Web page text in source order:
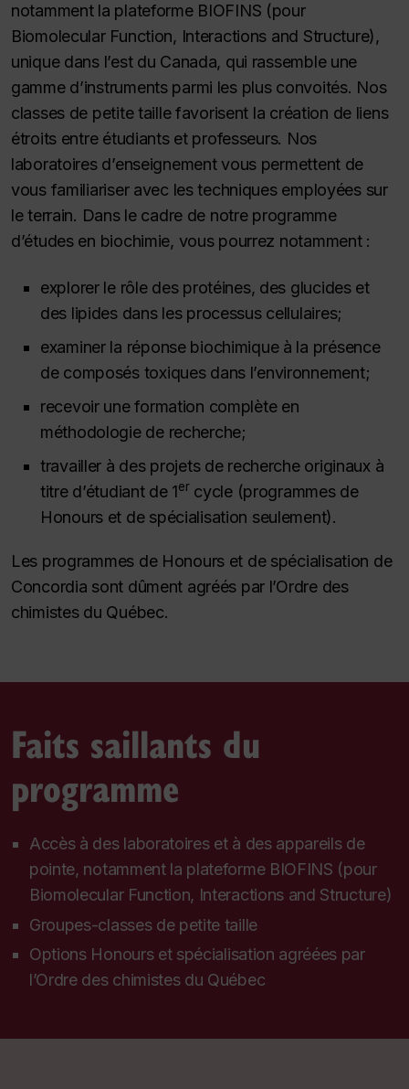
notamment la plateforme BIOFINS (pour
Biomolecular Function, Interactions and Structure),
unique dans l’est du Canada, qui rassemble une
gamme d’instruments parmi les plus convoités. Nos
classes de petite taille favorisent la création de liens
étroits entre étudiants et professeurs. Nos
laboratoires d’enseignement vous permettent de
vous familiariser avec les techniques employées sur
le terrain. Dans le cadre de notre programme
d’études en biochimie, vous pourrez notamment :
explorer le rôle des protéines, des glucides et
des lipides dans les processus cellulaires;
examiner la réponse biochimique à la présence
de composés toxiques dans l’environnement;
recevoir une formation complète en
méthodologie de recherche;
travailler à des projets de recherche originaux à
titre d’étudiant de 1er cycle (programmes de
Honours et de spécialisation seulement).
Les programmes de Honours et de spécialisation de
Concordia sont dûment agréés par l’Ordre des
chimistes du Québec.
Faits saillants du
programme
Accès à des laboratoires et à des appareils de
pointe, notamment la plateforme BIOFINS (pour
Biomolecular Function, Interactions and Structure)
Groupes-classes de petite taille
Options Honourset spécialisation agréées par
l’Ordre des chimistes du Québec